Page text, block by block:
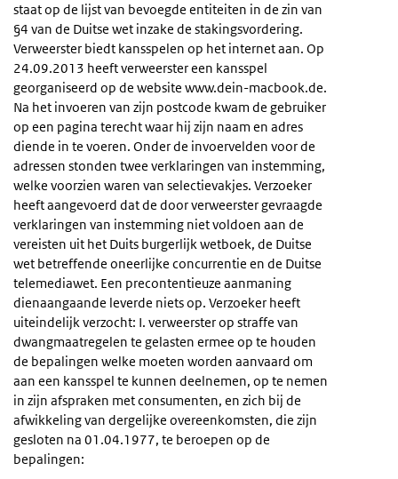
staat op de lijst van bevoegde entiteiten in de zin van
§4 van de Duitse wet inzake de stakingsvordering.
Verweerster biedt kansspelen op het internet aan. Op
24.09.2013 heeft verweerster een kansspel
georganiseerd op de website www.dein-macbook.de.
Na het invoeren van zijn postcode kwam de gebruiker
op een pagina terecht waar hij zijn naam en adres
diende in te voeren. Onder de invoervelden voor de
adressen stonden twee verklaringen van instemming,
welke voorzien waren van selectievakjes. Verzoeker
heeft aangevoerd dat de door verweerster gevraagde
verklaringen van instemming niet voldoen aan de
vereisten uit het Duits burgerlijk wetboek, de Duitse
wet betreffende oneerlijke concurrentie en de Duitse
telemediawet. Een precontentieuze aanmaning
dienaangaande leverde niets op. Verzoeker heeft
uiteindelijk verzocht: I. verweerster op straffe van
dwangmaatregelen te gelasten ermee op te houden
de bepalingen welke moeten worden aanvaard om
aan een kansspel te kunnen deelnemen, op te nemen
in zijn afspraken met consumenten, en zich bij de
afwikkeling van dergelijke overeenkomsten, die zijn
gesloten na 01.04.1977, te beroepen op de
bepalingen: